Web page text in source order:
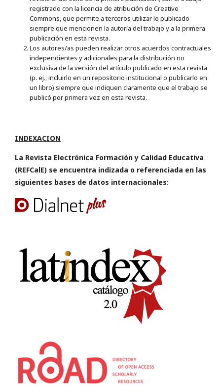
registrado con la licencia de atribución de Creative
Commons, que permite a terceros utilizar lo publicado
siempre que mencionen la autoría del trabajo y a la primera
publicación en esta revista.
Los autores/as pueden realizar otros acuerdos contractuales
independientes y adicionales para la distribución no
exclusiva de la versión del artículo publicado en esta revista
(p. ej., incluirlo en un repositorio institucional o publicarlo en
un libro) siempre que indiquen claramente que el trabajo se
publicó por primera vez en esta revista.
INDEXACION
La Revista Electrónica Formación y Calidad Educativa
(REFCalE) se encuentra indizada o referenciada en las
siguientes bases de datos internacionales: